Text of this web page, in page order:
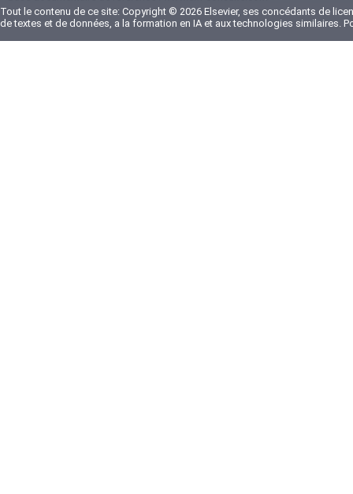
Tout le contenu de ce site: Copyright © 2026 Elsevier, ses concédants de
de textes et de données, a la formation en IA et aux technologies similaires.